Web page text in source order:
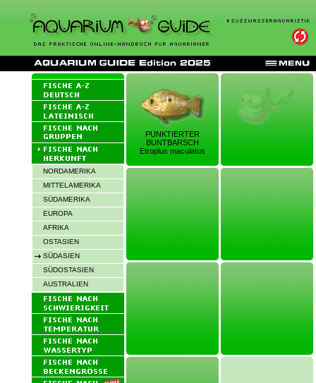
NORDAMERIKA
MITTELAMERIKA
SÜDAMERIKA
EUROPA
AFRIKA
OSTASIEN
SÜDASIEN
SÜDOSTASIEN
AUSTRALIEN
PUNKTIERTER
BUNTBARSCH
Etroplus maculatus